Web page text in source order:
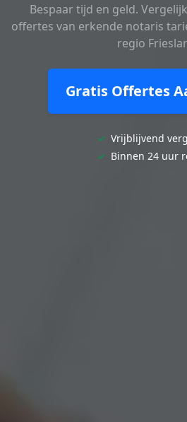
Bespaar tijd en geld.
offertes van erkende notaris
regio
Gratis Offertes
✓ Vrijblijvend
✓ Binnen 24 uur